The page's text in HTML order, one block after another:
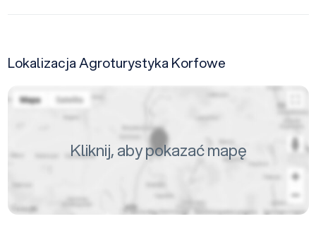
Lokalizacja Agroturystyka Korfowe
Kliknij, aby pokazać mapę